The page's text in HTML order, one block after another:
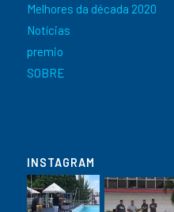
Melhores da década 2020
Notícias
premio
SOBRE
INSTAGRAM